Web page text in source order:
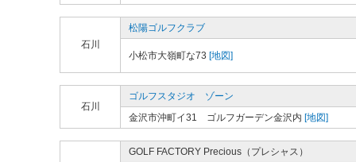
石川
松陽ゴルフクラブ
小松市大嶺町な73 [地図]
石川
ゴルフスタジオ ゾーン
金沢市沖町イ31 ゴルフガーデン金沢内 [地図]
GOLF FACTORY Precious（プレシャス）